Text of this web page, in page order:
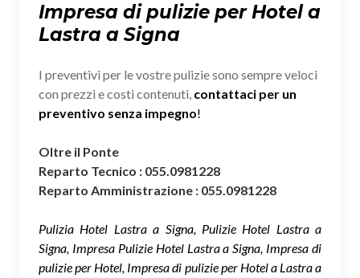
Impresa di pulizie per Hotel a
Lastra a Signa
I preventivi per le vostre pulizie sono sempre veloci
con prezzi e costi contenuti, contattaci per un
preventivo senza impegno!
Oltre il Ponte
Reparto Tecnico : 055.0981228
Reparto Amministrazione : 055.0981228
Pulizia Hotel Lastra a Signa, Pulizie Hotel Lastra a
Signa, Impresa Pulizie Hotel Lastra a Signa, Impresa di
pulizie per Hotel, Impresa di pulizie per Hotel a Lastra a